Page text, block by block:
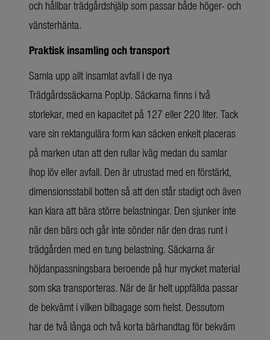
och hållbar trädgårdshjälp som passar både höger- och
vänsterhänta.
Praktisk insamling och transport
Samla upp allt insamlat avfall i de nya
Trädgårdssäckarna PopUp. Säckarna finns i två
storlekar, med en kapacitet på 127 eller 220 liter. Tack
vare sin rektangulära form kan säcken enkelt placeras
på marken utan att den rullar iväg medan du samlar
ihop löv eller avfall. Den är utrustad med en förstärkt,
dimensionsstabil botten så att den står stadigt och även
kan klara att bära större belastningar. Den sjunker inte
när den bärs och går inte sönder när den dras runt i
trädgården med en tung belastning. Säckarna är
höjdanpassningsbara beroende på hur mycket material
som ska transporteras. När de är helt uppfällda passar
de bekvämt i vilken bilbagage som helst. Dessutom
har de två långa och två korta bärhandtag för bekväm